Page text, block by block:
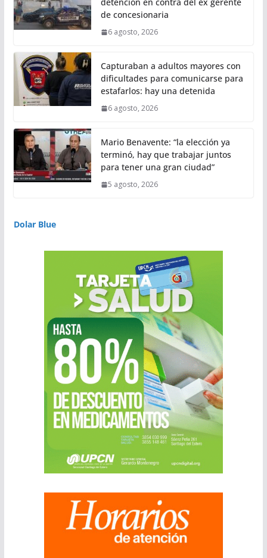
de concesionaria
6 agosto, 2026
Capturaban a adultos mayores con
dificultades para comunicarse para
estafarlos: hay una detenida
6 agosto, 2026
Mario Benavente: “la elección ya
terminó, hay que trabajar juntos
para tener una gran ciudad”
5 agosto, 2026
Dolar Blue